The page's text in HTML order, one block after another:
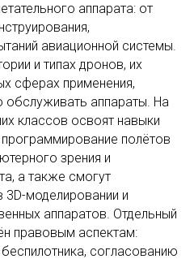
аппарата: от
авиационной системы.
и типах дронов, их
сферах применения,
обслуживать аппараты. На
классов освоят навыки
полётов
зрения и
а также смогут
моделировании и
аппаратов. Отдельный
правовым аспектам:
согласованию